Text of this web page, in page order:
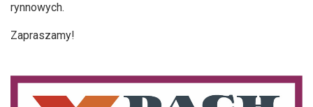
rynnowych.
Zapraszamy!